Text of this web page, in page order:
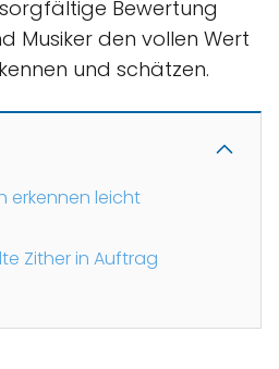
Bewertung
Musiker den vollen Wert
und schätzen.
erkennen leicht
Zither in Auftrag